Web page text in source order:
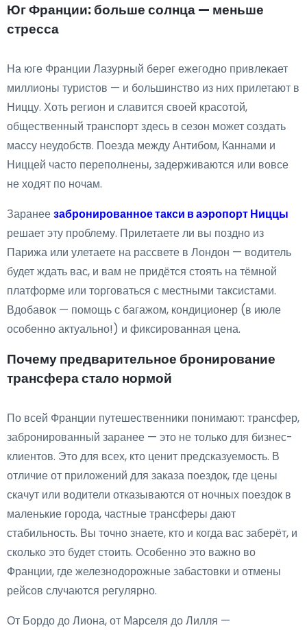
Юг Франции: больше солнца — меньше
стресса
На юге Франции Лазурный берег ежегодно привлекает
миллионы туристов — и большинство из них прилетают в
Ниццу. Хоть регион и славится своей красотой,
общественный транспорт здесь в сезон может создать
массу неудобств. Поезда между Антибом, Каннами и
Ниццей часто переполнены, задерживаются или вовсе
не ходят по ночам.
Заранеезабронированное такси в аэропорт Ниццы
решает эту проблему. Прилетаете ли вы поздно из
Парижа или улетаете на рассвете в Лондон — водитель
будет ждать вас, и вам не придётся стоять на тёмной
платформе или торговаться с местными таксистами.
Вдобавок — помощь с багажом, кондиционер (в июле
особенно актуально!) и фиксированная цена.
Почему предварительное бронирование
трансфера стало нормой
По всей Франции путешественники понимают: трансфер,
забронированный заранее — это не только для бизнес-
клиентов. Это для всех, кто ценит предсказуемость. В
отличие от приложений для заказа поездок, где цены
скачут или водители отказываются от ночных поездок в
маленькие города, частные трансферы дают
стабильность. Вы точно знаете, кто и когда вас заберёт, и
сколько это будет стоить. Особенно это важно во
Франции, где железнодорожные забастовки и отмены
рейсов случаются регулярно.
От Бордо до Лиона, от Марселя до Лилля —